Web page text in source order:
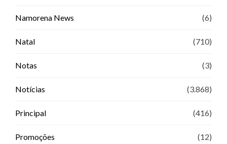
Namorena News (6)
Natal (710)
Notas (3)
Notícias (3.868)
Principal (416)
Promoções (12)